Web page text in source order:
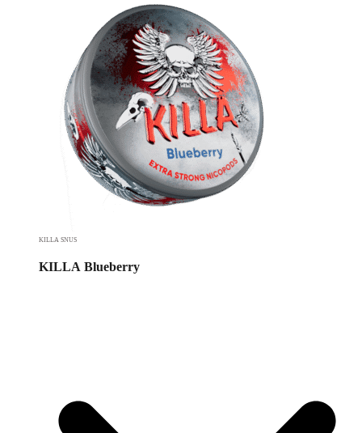
KILLA SNUS
KILLA Blueberry